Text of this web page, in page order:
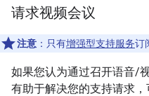
请求视频会议
注意 ：只有增强型支持服务订
如果您认为通过召开语音/
有助于解决您的支持请求